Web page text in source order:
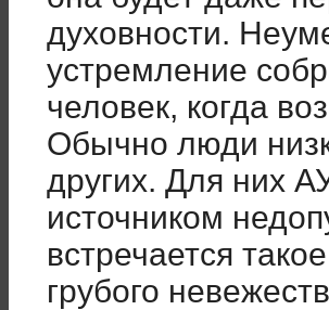
духовности.
устремление
человек, когда
Обычно люди
других. Для них
источником
встречается
грубого